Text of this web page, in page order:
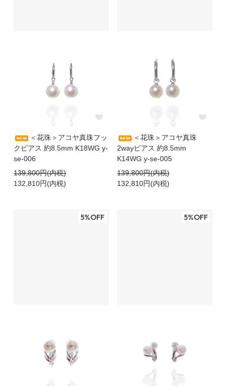
＜花珠＞アコヤ真珠フッ
クピアス 約8.5mm K18WG y-
se-006
139,800円(内税)
132,810円(内税)
＜花珠＞アコヤ真珠
2wayピアス 約8.5mm
K14WG y-se-005
139,800円(内税)
132,810円(内税)
5%OFF 5%OFF